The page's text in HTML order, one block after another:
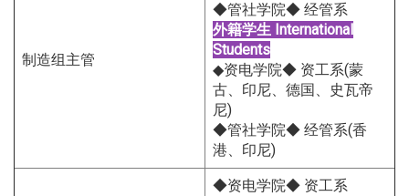
制造组主管
◆管社学院◆ 经管系
外籍学生 International
Students
◆资电学院◆ 资工系(蒙
古、印尼、德国、史瓦帝
尼)
◆管社学院◆ 经管系(香
港、印尼)
◆资电学院◆ 资工系